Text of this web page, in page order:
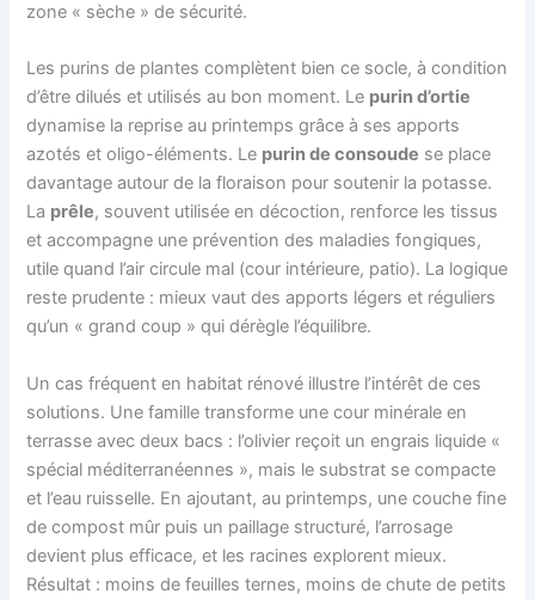
zone « sèche » de sécurité.
Les purins de plantes complètent bien ce socle, à condition
d’être dilués et utilisés au bon moment. Le purin d’ortie
dynamise la reprise au printemps grâce à ses apports
azotés et oligo-éléments. Le purin de consoude se place
davantage autour de la floraison pour soutenir la potasse.
La prêle, souvent utilisée en décoction, renforce les tissus
et accompagne une prévention des maladies fongiques,
utile quand l’air circule mal (cour intérieure, patio). La logique
reste prudente : mieux vaut des apports légers et réguliers
qu’un « grand coup » qui dérègle l’équilibre.
Un cas fréquent en habitat rénové illustre l’intérêt de ces
solutions. Une famille transforme une cour minérale en
terrasse avec deux bacs : l’olivier reçoit un engrais liquide «
spécial méditerranéennes », mais le substrat se compacte
et l’eau ruisselle. En ajoutant, au printemps, une couche fine
de compost mûr puis un paillage structuré, l’arrosage
devient plus efficace, et les racines explorent mieux.
Résultat : moins de feuilles ternes, moins de chute de petits